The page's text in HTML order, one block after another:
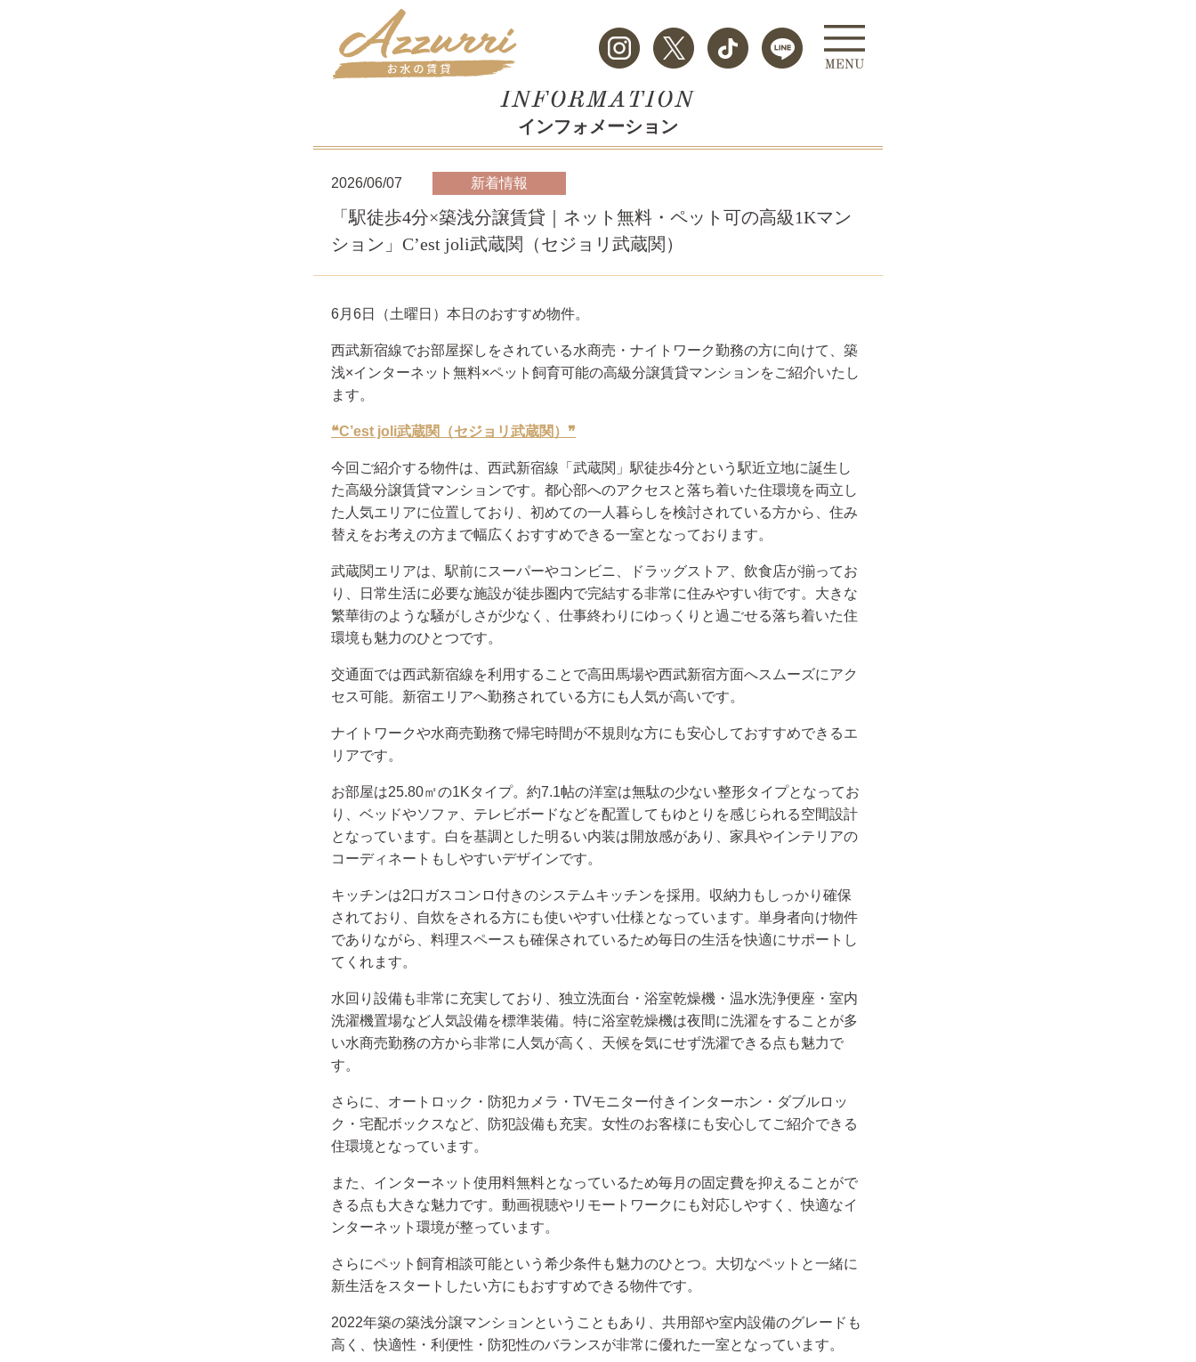
インフォメーション
2026/06/07 新着情報
「駅徒歩4分×築浅分譲賃貸｜ネット無料・ペット可の高級1Kマン
ション」C’est joli武蔵関（セジョリ武蔵関）
6月6日（土曜日）本日のおすすめ物件。
西武新宿線でお部屋探しをされている水商売・ナイトワーク勤務の方に向けて、築
浅×インターネット無料×ペット飼育可能の高級分譲賃貸マンションをご紹介いたし
ます。
❝C’est joli武蔵関（セジョリ武蔵関）❞
今回ご紹介する物件は、西武新宿線「武蔵関」駅徒歩4分という駅近立地に誕生し
た高級分譲賃貸マンションです。都心部へのアクセスと落ち着いた住環境を両立し
た人気エリアに位置しており、初めての一人暮らしを検討されている方から、住み
替えをお考えの方まで幅広くおすすめできる一室となっております。
武蔵関エリアは、駅前にスーパーやコンビニ、ドラッグストア、飲食店が揃ってお
り、日常生活に必要な施設が徒歩圏内で完結する非常に住みやすい街です。大きな
繁華街のような騒がしさが少なく、仕事終わりにゆっくりと過ごせる落ち着いた住
環境も魅力のひとつです。
交通面では西武新宿線を利用することで高田馬場や西武新宿方面へスムーズにアク
セス可能。新宿エリアへ勤務されている方にも人気が高いです。
ナイトワークや水商売勤務で帰宅時間が不規則な方にも安心しておすすめできるエ
リアです。
お部屋は25.80㎡の1Kタイプ。約7.1帖の洋室は無駄の少ない整形タイプとなってお
り、ベッドやソファ、テレビボードなどを配置してもゆとりを感じられる空間設計
となっています。白を基調とした明るい内装は開放感があり、家具やインテリアの
コーディネートもしやすいデザインです。
キッチンは2口ガスコンロ付きのシステムキッチンを採用。収納力もしっかり確保
されており、自炊をされる方にも使いやすい仕様となっています。単身者向け物件
でありながら、料理スペースも確保されているため毎日の生活を快適にサポートし
てくれます。
水回り設備も非常に充実しており、独立洗面台・浴室乾燥機・温水洗浄便座・室内
洗濯機置場など人気設備を標準装備。特に浴室乾燥機は夜間に洗濯をすることが多
い水商売勤務の方から非常に人気が高く、天候を気にせず洗濯できる点も魅力で
す。
さらに、オートロック・防犯カメラ・TVモニター付きインターホン・ダブルロッ
ク・宅配ボックスなど、防犯設備も充実。女性のお客様にも安心してご紹介できる
住環境となっています。
また、インターネット使用料無料となっているため毎月の固定費を抑えることがで
きる点も大きな魅力です。動画視聴やリモートワークにも対応しやすく、快適なイ
ンターネット環境が整っています。
さらにペット飼育相談可能という希少条件も魅力のひとつ。大切なペットと一緒に
新生活をスタートしたい方にもおすすめできる物件です。
2022年築の築浅分譲マンションということもあり、共用部や室内設備のグレードも
高く、快適性・利便性・防犯性のバランスが非常に優れた一室となっています。